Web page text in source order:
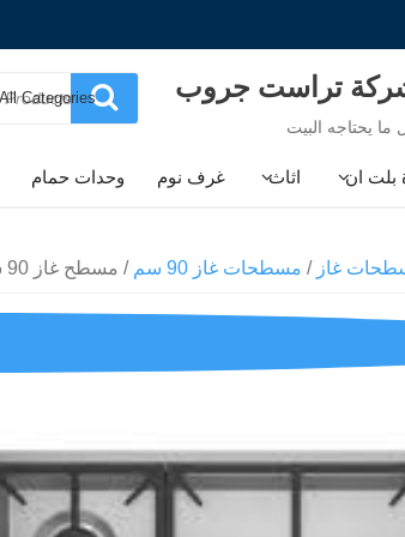
تراست جروب
ما يحتاجه البيت
Search
for
بلت ان اثاث غرف نوم وحدات حمام
غاز / مسطحات غاز 90 سم / مسطح غاز 90 سم ايكوماتيك